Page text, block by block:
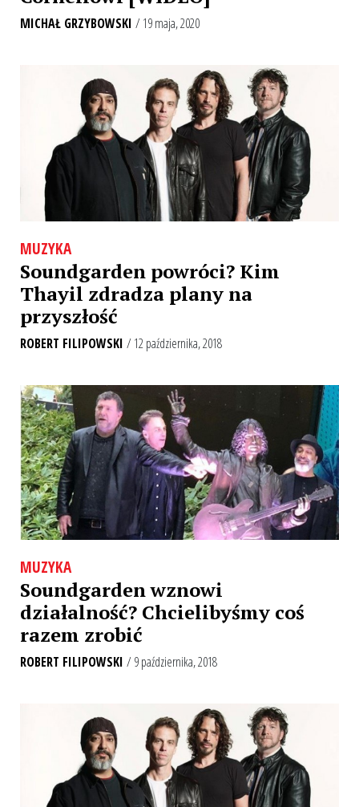
MICHAŁ GRZYBOWSKI / 19 maja, 2020
MUZYKA
Soundgarden powróci? Kim
Thayil zdradza plany na
przyszłość
ROBERT FILIPOWSKI / 12 października, 2018
MUZYKA
Soundgarden wznowi
działalność? Chcielibyśmy coś
razem zrobić
ROBERT FILIPOWSKI / 9 października, 2018